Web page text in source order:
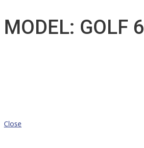
MODEL: GOLF 6
Close